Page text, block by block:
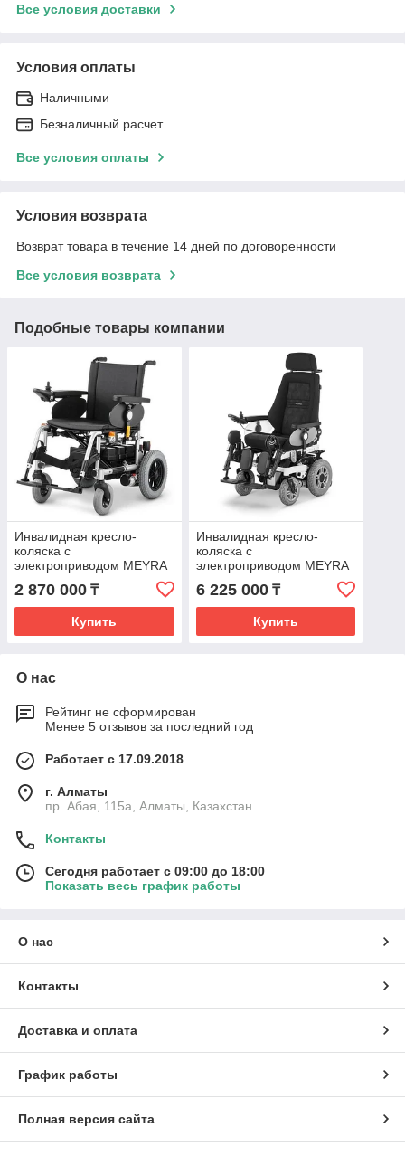
Все условия доставки
Условия оплаты
Наличными
Безналичный расчет
Все условия оплаты
Условия возврата
Возврат товара в течение 14 дней по договоренности
Все условия возврата
Подобные товары компании
Инвалидная кресло-
коляска с
электроприводом MEYRA
CLOU STANDARD, пробег
до 30 км, подъем 12%
2 870 000 ₸
Купить
Инвалидная кресло-
коляска с
электроприводом MEYRA
iChair MC3 ELITE, пробег
до 30 км, подъем 15%
6 225 000₸
Купить
О нас
Рейтинг не сформирован
Менее 5 отзывов за последний год
Работает с 17.09.2018
г. Алматы
пр. Абая, 115а, Алматы, Казахстан
Контакты
Сегодня работает с 09:00 до 18:00
Показать весь график работы
О нас
Контакты
Доставка и оплата
График работы
Полная версия сайта